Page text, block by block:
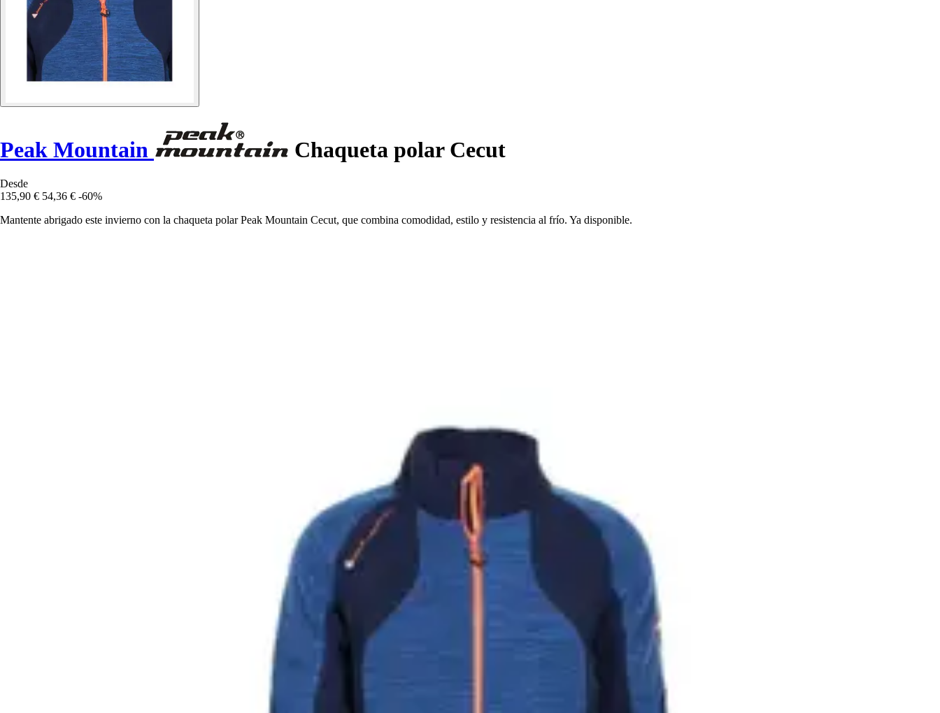
Peak Mountain Chaqueta polar Cecut
Desde
135,90 € 54,36 € -60%
Mantente abrigado este invierno con la chaqueta polar Peak Mountain Cecut, que combina comodidad, estilo y resistencia al frío. Ya disponible.